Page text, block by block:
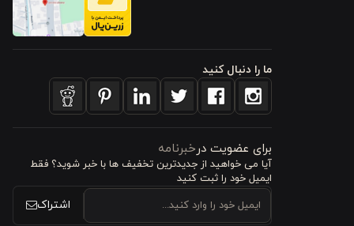
مزین شده
داشته
راحتی
را
ما را دنبال کنید
برای عضویت درخبرنامه
آیا می خواهید از جدید‌ترین تخفیف‌ ها با‌ خبر شوید؟ فقط
ایمیل خود را ثبت کنید
اشتراک